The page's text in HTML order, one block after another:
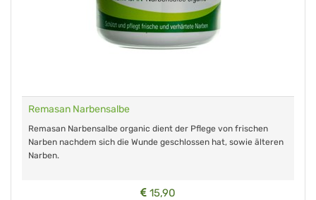
Remasan Narbensalbe
Remasan Narbensalbe organic dient der Pflege von frischen
Narben nachdem sich die Wunde geschlossen hat, sowie älteren
Narben.
15,90